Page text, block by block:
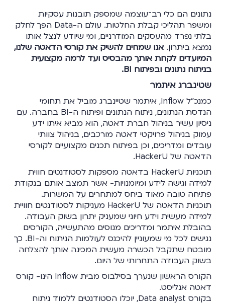
נתונים הם כלי רב־עוצמה שמספק תובנות עסקיות
ומשפר תהליכי קבלת החלטות. עולם ה-Data הפך לחלק
בלתי נפרד מהעסקים המודרניים, ומי שיודע לנצל אותו
נמצא ביתרון. אנו שמחים להשיק את קורסי הדאטה שלנו,
המיועדים לקחת אותך מהבסיס ועד לרמה מקצועית
בניתוח נתונים ובפיתוח BI.
שטינברג איתמר
כמנכ"ל Inflow, איתמר שטיינברג מוביל את תחומי
הנדסת הנתונים, ניתוח הנתונים ופיתוח ה-BI בחברה. עם
ניסיון עשיר בניהול חברת דאטה, הוא מביא איתו ידע
עמוק בניהול פרויקטי דאטה מורכבים, בניהול צוותי
עובדים ומדריכים, וכן בפיתוח תכנים מקצועיים לקורסי
הדאטה של HackerU.
תוכניות HackerU בדאטה מספקות לסטודנטים חווית
למידה וגישה לידע ומיומנויות- אשר תמצב אותם בנקודת
פתיחה טובה מאוד ביחס למתחרים על המשרות.
תוכניות הדאטה של HackerU מעניקות לסטודנטים חוויית
למידה מעשית וידע חיוני שמעניק יתרון בשוק העבודה.
בהובלת איתמר ומדריכים מנוסים מהתעשייה, הקורסים
נגישים לכל מי שמעוניין להיכנס לעולמות הניתוח וה-BI. כך
מובטח שתקבל הכשרה מעשית המכינה אותך להצלחה
בשוק העבודה התחרותי של היום.
הקורס הראשון שנערך בסילבוס מבית Inflow הינו- קורס
דאטה אנליסט.
בקורס Data analyst, יוכלו הסטודנטים ללמוד ניתוח